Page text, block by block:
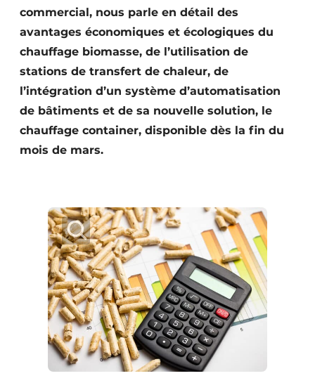
commercial, nous parle en détail des
avantages économiques et écologiques du
chauffage biomasse, de l’utilisation de
stations de transfert de chaleur, de
l’intégration d’un système d’automatisation
de bâtiments et de sa nouvelle solution, le
chauffage container, disponible dès la fin du
mois de mars.